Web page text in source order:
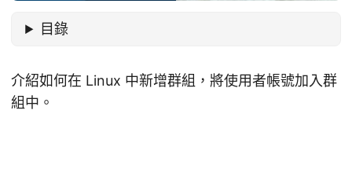
目錄
介紹如何在 Linux 中新增群組，將使用者帳號加入群
組中。